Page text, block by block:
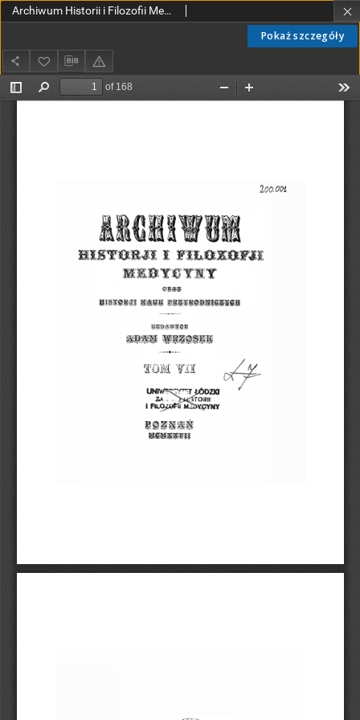
Pokaż szczegóły
Archiwum Historii i Filozofii Medycyny oraz Historii Nauk Przyrodniczych 1927 T.7 z.1